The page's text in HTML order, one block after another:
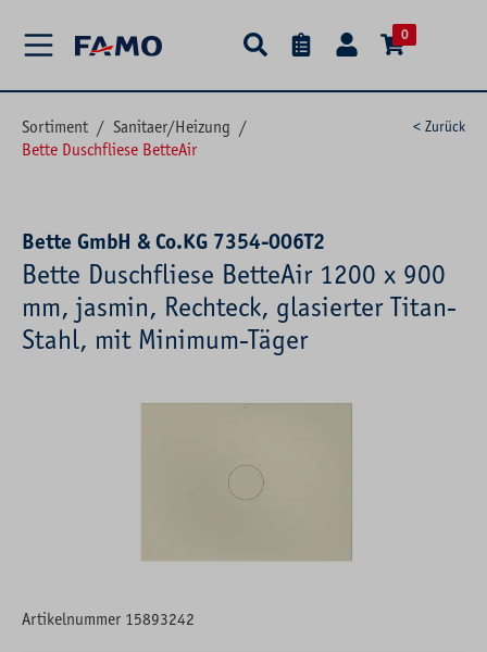
0
Sortiment / Sanitaer/Heizung /
Bette Duschfliese BetteAir
< Zurück
Bette GmbH & Co.KG 7354-006T2
Bette Duschfliese BetteAir 1200 x 900
mm, jasmin, Rechteck, glasierter Titan-
Stahl, mit Minimum-Täger
Artikelnummer 15893242